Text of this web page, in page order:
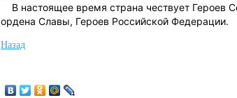
В настоящее время страна чествует Героев
ордена Славы, Героев Российской Федерации.
Назад